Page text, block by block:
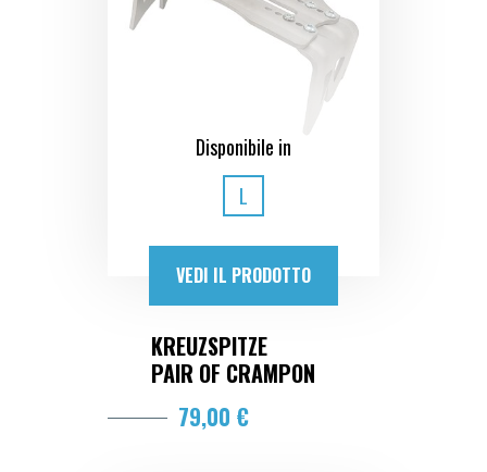
Disponibile in
L
VEDI IL PRODOTTO
KREUZSPITZE
PAIR OF CRAMPON
79,00 €